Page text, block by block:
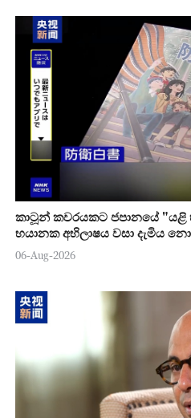
කාටූන් කවරයකට ජපානයේ "යළි
භයානක අභිලාෂය වසා දැමිය
06-Aug-2026